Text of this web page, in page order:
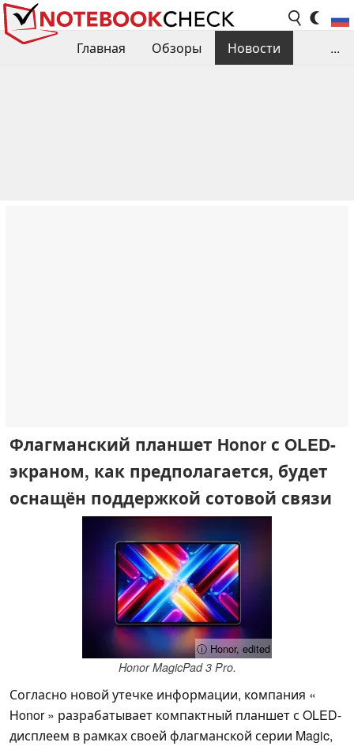
Главная Обзоры
Новости
...
Флагманский планшет Honor с OLED-
экраном, как предполагается, будет
оснащён поддержкой сотовой связи
ⓘ Honor, edited
Honor MagicPad 3 Pro.
Согласно новой утечке информации, компания «
Honor » разрабатывает компактный планшет с OLED-
дисплеем в рамках своей флагманской серии Magic,